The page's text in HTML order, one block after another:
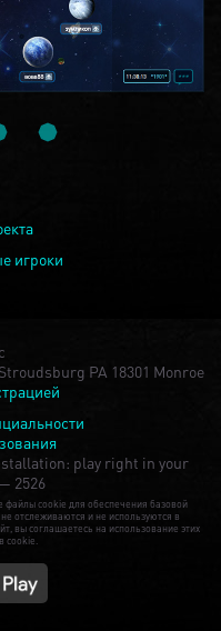
игроки
PA 18301 Monroe
play right in your
2526
файлы cookie для обеспечения базовой
отслеживаются и не используются в
вы соглашаетесь на использование этих
cookie.